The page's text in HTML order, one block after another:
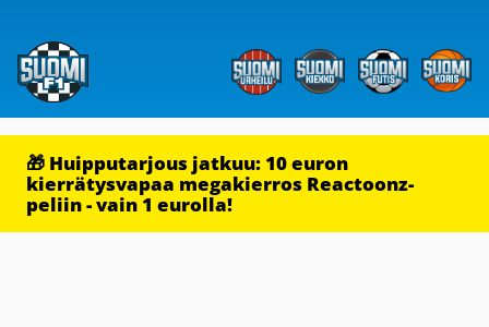
🎁 Huipputarjous jatkuu: 10 euron
kierrätysvapaa megakierros Reactoonz-
peliin - vain 1 eurolla!